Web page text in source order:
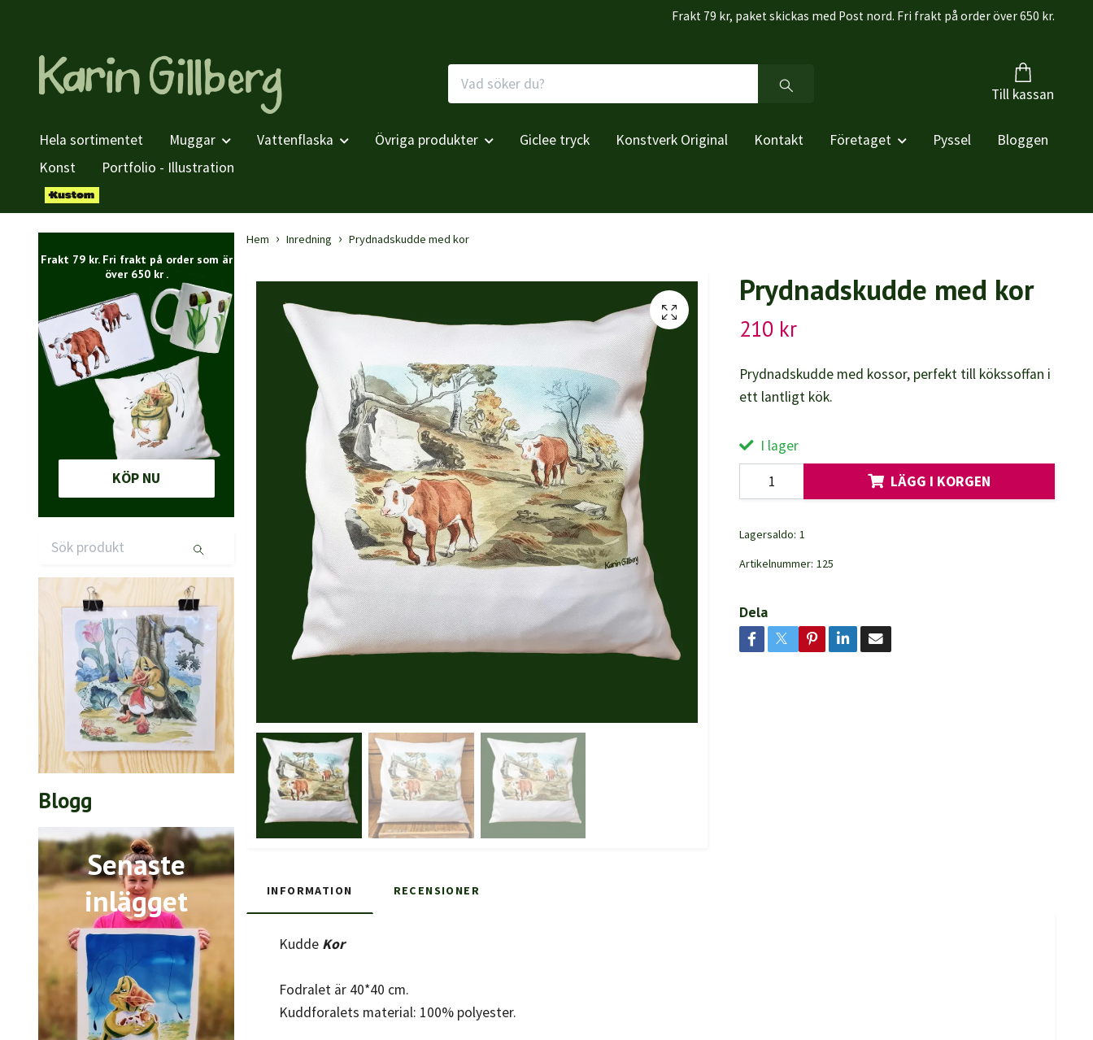
Frakt 79 kr, paket skickas med Post nord. Fri frakt på order över 650 kr.
Till kassan
Hela sortimentet Muggar Vattenflaska Övriga produkter Giclee tryck Konstverk Original Kontakt Företaget Pyssel
Bloggen
Konst
Portfolio - Illustration
Frakt 79 kr. Fri frakt på order som är
över 650 kr .
KÖP NU
Blogg
Senaste
inlägget
Hem Inredning Prydnadskudde med kor
Prydnadskudde med kor
210 kr
Prydnadskudde med kossor, perfekt till kökssoffan i
ett lantligt kök.
I lager
LÄGG I KORGEN
Lagersaldo: 1
Artikelnummer: 125
Dela
INFORMATION RECENSIONER
Kudde Kor
Fodralet är 40*40 cm.
Kuddforalets material: 100% polyester.